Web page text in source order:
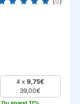
4 x9,75€
39,00€